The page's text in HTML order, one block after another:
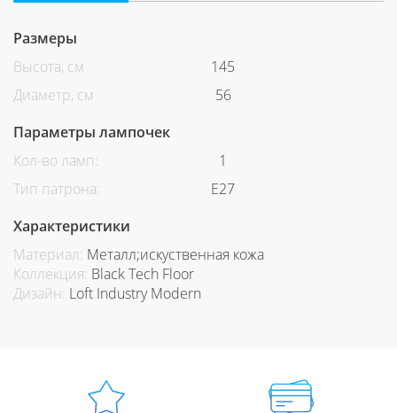
Размеры
Высота, см
145
Диаметр, см
56
Параметры лампочек
Кол-во ламп:
1
Тип патрона:
Е27
Характеристики
Материал: Металл;искуственная кожа
Коллекция: Black Tech Floor
Дизайн: Loft Industry Modern